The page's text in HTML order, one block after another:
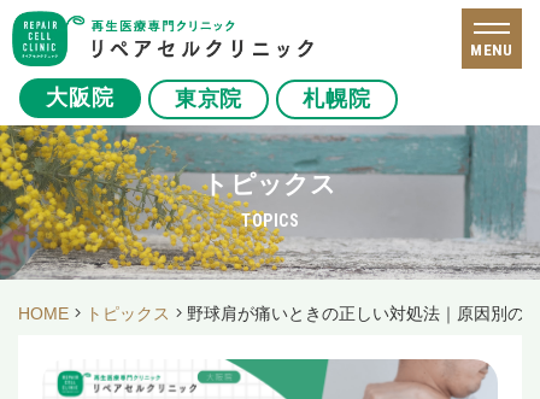
大阪院 東京院 札幌院
MENU
トピックス
TOPICS
HOME トピックス 野球肩が痛いときの正しい対処法｜原因別の